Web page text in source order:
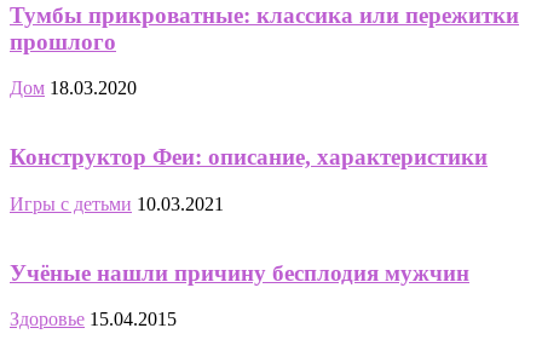
Тумбы прикроватные: классика или пережитки
прошлого
Дом 18.03.2020
Конструктор Феи: описание, характеристики
Игры с детьми 10.03.2021
Учёные нашли причину бесплодия мужчин
Здоровье 15.04.2015